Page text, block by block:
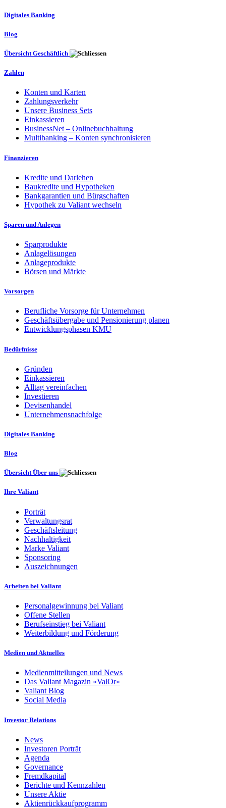
Digitales Banking
Blog
Übersicht Geschäftlich
Zahlen
Konten und Karten
Zahlungsverkehr
Unsere Business Sets
Einkassieren
BusinessNet – Onlinebuchhaltung
Multibanking – Konten synchronisieren
Finanzieren
Kredite und Darlehen
Baukredite und Hypotheken
Bankgarantien und Bürgschaften
Hypothek zu Valiant wechseln
Sparen und Anlegen
Sparprodukte
Anlagelösungen
Anlageprodukte
Börsen und Märkte
Vorsorgen
Berufliche Vorsorge für Unternehmen
Geschäftsübergabe und Pensionierung planen
Entwicklungsphasen KMU
Bedürfnisse
Gründen
Einkassieren
Alltag vereinfachen
Investieren
Devisenhandel
Unternehmensnachfolge
Digitales Banking
Blog
Übersicht Über uns
Ihre Valiant
Porträt
Verwaltungsrat
Geschäftsleitung
Nachhaltigkeit
Marke Valiant
Sponsoring
Auszeichnungen
Arbeiten bei Valiant
Personalgewinnung bei Valiant
Offene Stellen
Berufseinstieg bei Valiant
Weiterbildung und Förderung
Medien und Aktuelles
Medienmitteilungen und News
Das Valiant Magazin «ValOr»
Valiant Blog
Social Media
Investor Relations
News
Investoren Porträt
Agenda
Governance
Fremdkapital
Berichte und Kennzahlen
Unsere Aktie
Aktienrückkaufprogramm